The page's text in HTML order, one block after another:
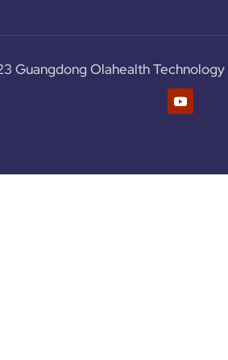
Guangdong Olahealth